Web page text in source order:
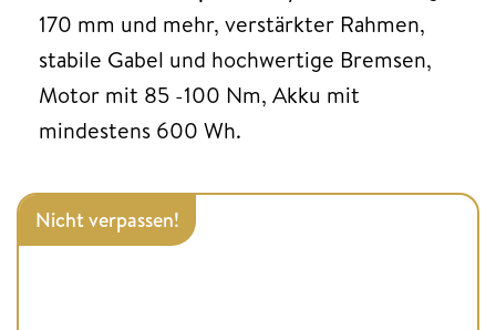
170 mm und mehr, verstärkter Rahmen,
stabile Gabel und hochwertige Bremsen,
Motor mit 85 -100 Nm, Akku mit
mindestens 600 Wh.
Nicht verpassen!